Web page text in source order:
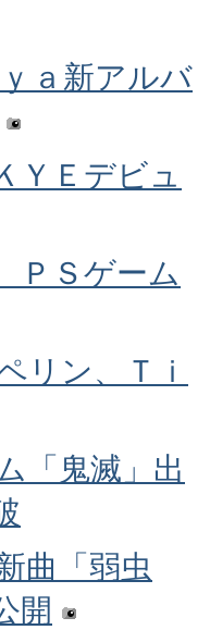
ａ新アルバ
ＹＥデビュ
ＰＳゲーム
リン、Ｔｉ
「鬼滅」出
曲「弱虫
開